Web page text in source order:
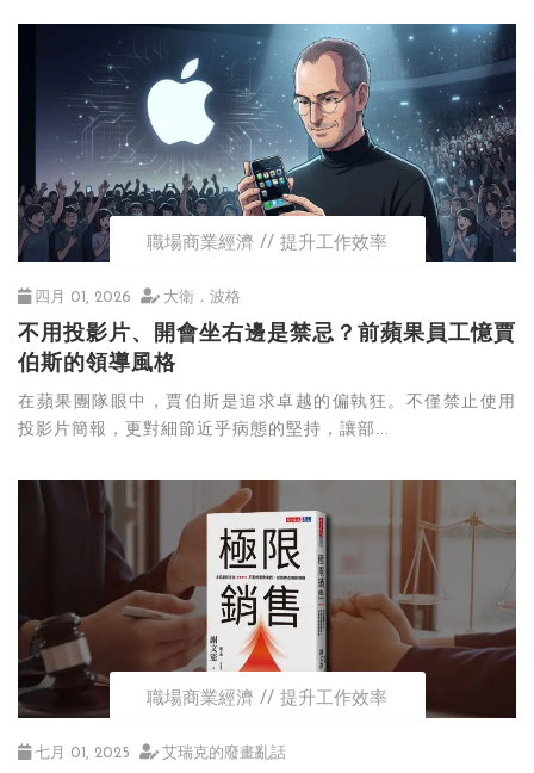
職場商業經濟 提升工作效率
四月 01, 2026 大衛．波格
不用投影片、開會坐右邊是禁忌？前蘋果員工憶賈
伯斯的領導風格
在蘋果團隊眼中，賈伯斯是追求卓越的偏執狂。不僅禁止使用
投影片簡報，更對細節近乎病態的堅持，讓部...
職場商業經濟 提升工作效率
七月 01, 2025 艾瑞克的廢畫亂話